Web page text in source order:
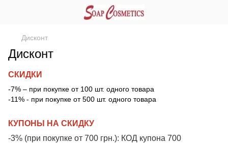
Дисконт
Дисконт
СКИДКИ
-7% – при покупке от 100 шт. одного товара
-11% - при покупке от 500 шт. одного товара
КУПОНЫ НА СКИДКУ
-3% (при покупке от 700 грн.): КОД купона 700